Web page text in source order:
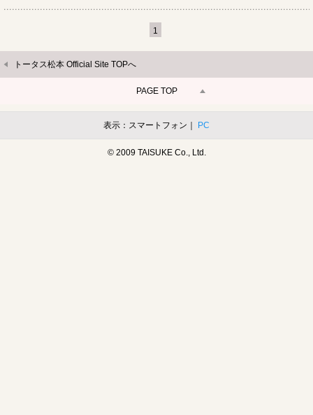
1
トータス松本 Official Site TOPへ
PAGE TOP
表示：スマートフォン｜ PC
© 2009 TAISUKE Co., Ltd.